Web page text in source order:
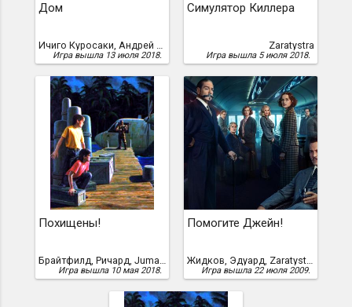
Дом
Ичиго Куросаки, Андрей Рулин
Игра вышла 13 июля 2018.
Симулятор Киллера
Zaratystra
Игра вышла 5 июля 2018.
Похищены!
Брайтфилд, Ричард, Jumangee
Игра вышла 10 мая 2018.
Помогите Джейн!
Жидков, Эдуард, Zaratystra
Игра вышла 22 июля 2009.